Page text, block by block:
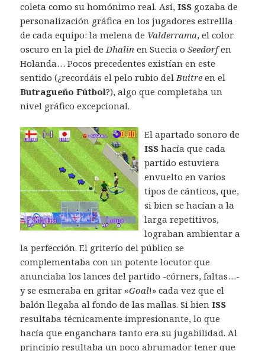
coleta como su homónimo real. Así,ISS gozaba de
personalización gráfica en los jugadores estrellla
de cada equipo: la melena de Valderrama, el color
oscuro en la piel deDhalin en Suecia oSeedorfen
Holanda… Pocos precedentes existían en este
sentido (¿recordáis el pelo rubio delBuitre en el
Butragueño Fútbol?), algo que completaba un
nivel gráfico excepcional.
El apartado sonoro de
ISS hacía que cada
partido estuviera
envuelto en varios
tipos de cánticos, que,
si bien se hacían a la
larga repetitivos,
lograban ambientar a
la perfección. El griterío del público se
complementaba con un potente locutor que
anunciaba los lances del partido -córners, faltas…-
y se esmeraba en gritar «Goal!» cada vez que el
balón llegaba al fondo de las mallas. Si bienISS
resultaba técnicamente impresionante, lo que
hacía que enganchara tanto era su jugabilidad. Al
principio resultaba un poco abrumador tener que